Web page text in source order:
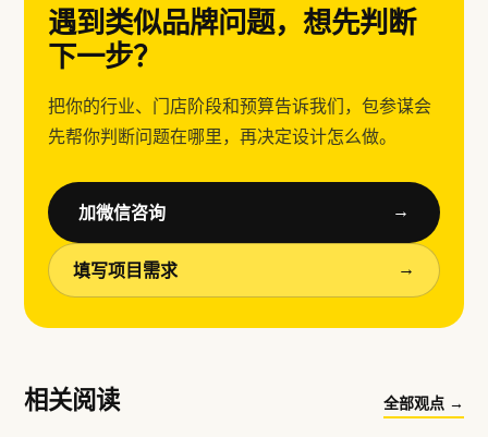
遇到类似品牌问题，想先判断
下一步？
把你的行业、门店阶段和预算告诉我们，包参谋会
先帮你判断问题在哪里，再决定设计怎么做。
加微信咨询 →
填写项目需求 →
相关阅读 全部观点 →